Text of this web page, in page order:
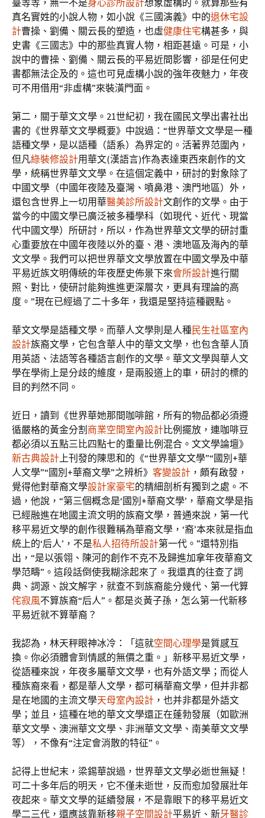
臺等等，無一不是身心診所設計想象虛構的。就算那些有
真名實姓的小說人物，如小說《三國演義》中的退休宅設
計曹操、劉備、關云長的塑造，也虛健康住宅構甚多，與
史書《三國志》中的那些真實人物，相距甚遠。可是，小
說中的曹操、劉備、關云長的平易近間影響，卻是任何史
書都無法企及的。這也可見虛構小說的強年夜魅力，年夜
可不用借用“非虛構”來裝潢門面。
第二，關于華文文學。21世紀初，我在國民文學出書社出
書的《世界華文文學概要》中說過：“世界華文文學是一種
語種文學，是以語種（語系）為界定的。活著界范圍內，
但凡綠裝修設計用華文(漢語言)作為表達東西來創作的文
學，統稱世界華文文學。在這個定義中，研討的對象除了
中國文學（中國年夜陸及臺灣、噴鼻港、澳門地區）外，
還包含世界上一切用華醫美診所設計文創作的文學。由于
當今的中國文學已廣泛被多種學科（如現代、近代、現當
代中國文學）所研討，所以，作為世界華文文學的研討重
心重要放在中國年夜陸以外的臺、港、澳地區及海內的華
文文學。我們可以把世界華文文學放置在中國文學及中華
平易近族文明傳統的年夜歷史佈景下來會所設計進行關
照、對比，使研討能夠進進更深層次，更具有理論的高
度。”現在已經過了二十多年，我還是堅持這種觀點。
華文文學是語種文學。而華人文學則是人種民生社區室內
設計族裔文學，它包含華人中的華文文學，也包含華人頂
用英語、法語等各種語言創作的文學。華文文學與華人文
學在學術上是分歧的維度，是兩股道上的車，研討的標的
目的判然不同。
近日，讀到《世界華她那間咖啡館，所有的物品都必須遵
循嚴格的黃金分割 商業空間室內設計比例擺放，連咖啡豆
都必須以五點三比四點七的重量比例混合。文文學論壇》
新古典設計上刊發的陳思和的《“世界華文文學”“國別+華
人文學”“國別+華裔文學”之辨析》 客變設計 ，頗有啟發，
覺得他對華裔文學設計家豪宅的精細剖析有獨到之處。不
過，他說，“第三個概念是‘國別+華裔文學’，華裔文學是指
已經融進在地國主流文明的族裔文學，普通來說，第一代
移平易近文學的創作很難稱為華裔文學，‘裔’本來就是指血
統上的‘后人’，不是私人招待所設計第一代。”還特別指
出，“是以張翎、陳河的創作不克不及歸進加拿年夜華裔文
學范疇”。這段話倒使我糊涂起來了。我還真的往查了詞
典、詞源、說文解字，就查不到族裔能分幾代、第一代算
侘寂風不算族裔“后人”。都是炎黃子孫，怎么第一代新移
平易近就不算華裔？
我認為，林天秤眼神冰冷：「這就空間心理學是質感互
換。你必須體會到情感的無價之重。」新移平易近文學，
從語種來說，年夜多屬華文文學，也有外語文學；而從人
種族裔來看，都是華人文學，都可稱華裔文學，但并非都
是在地國的主流文學天母室內設計 ，也并非都是外語文
學；並且，這種在地的華文文學還正在蓬勃發展（如歐洲
華文文學、澳洲華文文學、非洲華文文學、南美華文文學
等），不像有“注定會消散的特征”。
記得上世紀末，梁錫華說過，世界華文文學必逝世無疑！
可二十多年后的明天，它不僅未逝世，反而愈加發展壯年
夜起來。華文文學的延續發展，不是靠眼下的移平易近文
學二三代，還應該靠新移親子空間設計平易近、新牙醫診